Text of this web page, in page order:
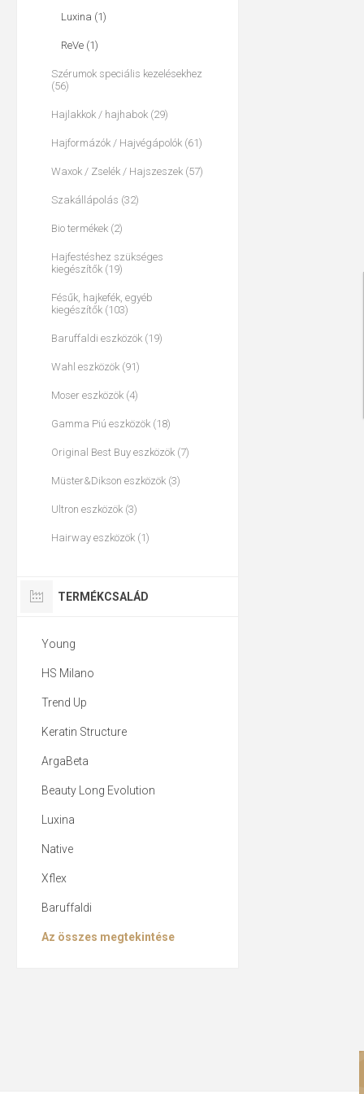
Luxina (1)
ReVe (1)
Szérumok speciális kezelésekhez
(56)
Hajlakkok / hajhabok (29)
Hajformázók / Hajvégápolók (61)
Waxok / Zselék / Hajszeszek (57)
Szakállápolás (32)
Bio termékek (2)
Hajfestéshez szükséges
kiegészítők (19)
Fésűk, hajkefék, egyéb
kiegészítők (103)
Baruffaldi eszközök (19)
Wahl eszközök (91)
Moser eszközök (4)
Gamma Piú eszközök (18)
Original Best Buy eszközök (7)
Müster&Dikson eszközök (3)
Ultron eszközök (3)
Hairway eszközök (1)
TERMÉKCSALÁD
Young
HS Milano
Trend Up
Keratin Structure
ArgaBeta
Beauty Long Evolution
Luxina
Native
Xflex
Baruffaldi
Az összes megtekintése